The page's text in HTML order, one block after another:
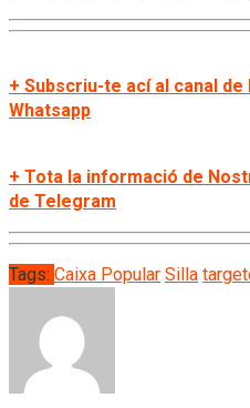
+ Subscriu-te ací al canal
Whatsapp
+ Tota la informació de
de Telegram
Tags: Caixa Popular Silla